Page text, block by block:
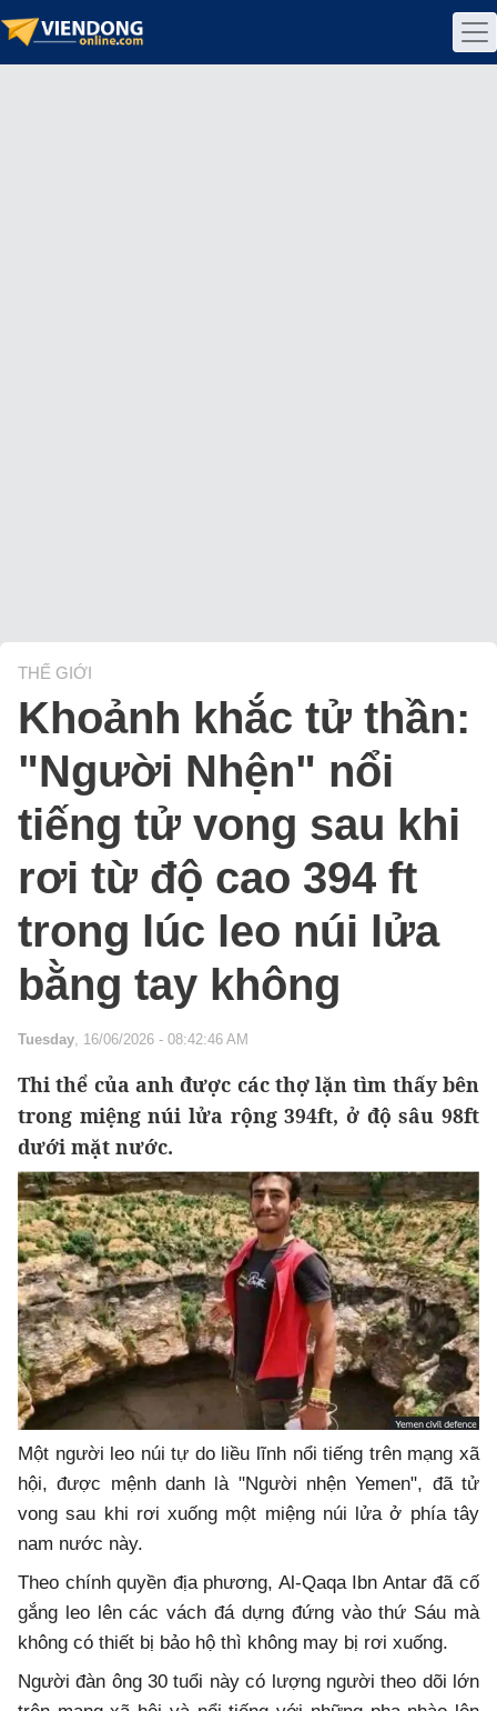
THẾ GIỚI
Khoảnh khắc tử thần:
"Người Nhện" nổi
tiếng tử vong sau khi
rơi từ độ cao 394 ft
trong lúc leo núi lửa
bằng tay không
Tuesday, 16/06/2026 - 08:42:46 AM
Thi thể của anh được các thợ lặn tìm thấy bên
trong miệng núi lửa rộng 394ft, ở độ sâu 98ft
dưới mặt nước.
Một người leo núi tự do liều lĩnh nổi tiếng trên mạng xã
hội, được mệnh danh là "Người nhện Yemen", đã tử
vong sau khi rơi xuống một miệng núi lửa ở phía tây
nam nước này.
Theo chính quyền địa phương, Al-Qaqa Ibn Antar đã cố
gắng leo lên các vách đá dựng đứng vào thứ Sáu mà
không có thiết bị bảo hộ thì không may bị rơi xuống.
Người đàn ông 30 tuổi này có lượng người theo dõi lớn